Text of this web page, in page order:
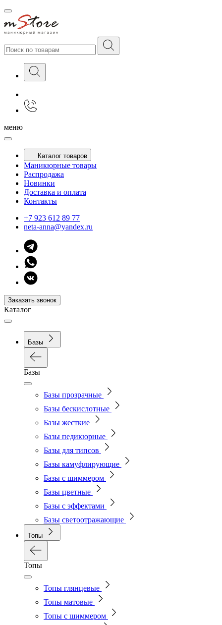
меню
Каталог товаров
Маникюрные товары
Распродажа
Новинки
Доставка и оплата
Контакты
+7 923 612 89 77
neta-anna@yandex.ru
Заказать звонок
Каталог
Базы
Базы
Базы прозрачные
Базы бескислотные
Базы жесткие
Базы педикюрные
Базы для типсов
Базы камуфлирующие
Базы с шиммером
Базы цветные
Базы с эффектами
Базы светоотражающие
Топы
Топы
Топы глянцевые
Топы матовые
Топы с шиммером